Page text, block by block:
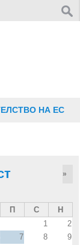
НА ЕС
»
П С
Н
1
2
7 8
9